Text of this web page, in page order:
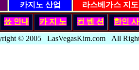
카지노 산업 라스베가스 지도
쑈 안내 카 지 노 컨 벤 션 한인
© 2005 LasVegasKim.com All